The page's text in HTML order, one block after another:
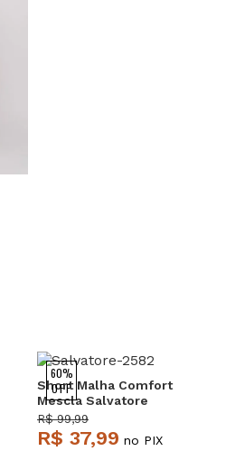
60%
OFF
Short Malha Comfort
Mescla Salvatore
R$ 99,99
R$ 37,99 no PIX